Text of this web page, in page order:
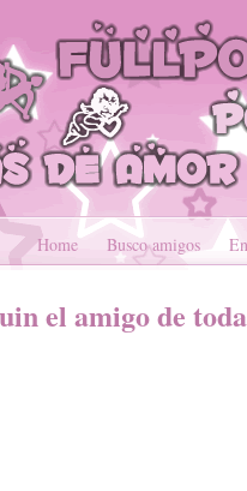
Home Busco amigos
el amigo de